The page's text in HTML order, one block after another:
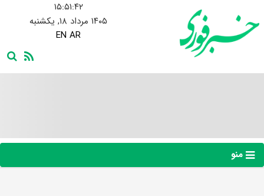
۱۵:۵۱:۴۲
۱۴۰۵ مرداد ۱۸, یکشنبه
EN AR
منو